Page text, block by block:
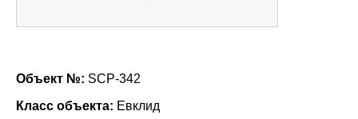
Объект №: SCP-342
Класс объекта: Евклид